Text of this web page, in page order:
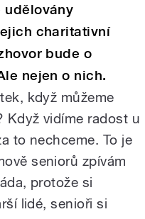
udělovány
charitativní
bude o
nejen o nich.
když můžeme
Když vidíme radost u
to nechceme. To je
seniorů zpívám
protože si
lidé, senioři si